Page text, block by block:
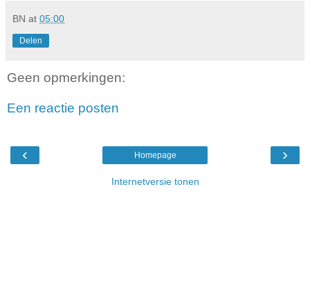
BN at 05:00
Delen
Geen opmerkingen:
Een reactie posten
‹ ›
Homepage
Internetversie tonen